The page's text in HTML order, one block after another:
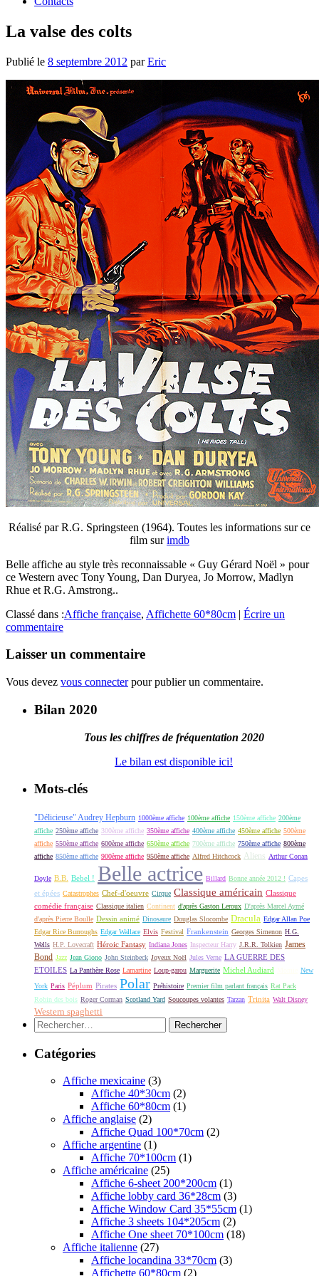
La valse des colts
Publié le 8 septembre 2012 parEric
Réalisé par R.G. Springsteen (1964). Toutes les informations sur ce
film surimdb
Belle affiche au style très reconnaissable « Guy Gérard Noël » pour
ce Western avec Tony Young, Dan Duryea, Jo Morrow, Madlyn
Rhue et R.G. Amstrong..
Classé dans :Affiche française, Affichette 60*80cm | Écrire un
commentaire
Laisser un commentaire
Vous devez vous connecterpour publier un commentaire.
Bilan 2020
Tous les chiffres de fréquentation 2020
Le bilan est disponible ici!
Mots-clés
"Délicieuse" Audrey Hepburn 1000ème affiche 100ème affiche 150ème affiche 200ème
affiche 250ème affiche 300ème affiche 350ème affiche 400ème affiche 450ème affiche 500ème
affiche 550ème affiche 600ème affiche 650ème affiche 700ème affiche 750ème affiche 800ème
affiche 850ème affiche 900ème affiche 950ème affiche Alfred Hitchcock Aliens Arthur Conan
Doyle B.B. Bebel ! Belle actrice Billard Bonne année 2012 ! Capes
et épées Catastrophes Chef-d'oeuvre Cirque Classique américain Classique
comédie française Classique italien Continent d'après Gaston Leroux D'après Marcel Aymé
d'après Pierre Boulle Dessin animé Dinosaure Douglas Slocombe Dracula Edgar Allan Poe
Edgar Rice Burroughs Edgar Wallace Elvis Festival Frankenstein Georges Simenon H.G.
Wells H.P. Lovecraft Héroic Fantasy Indiana Jones Inspecteur Harry J.R.R. Tolkien James
Bond Jazz Jean Giono John Steinbeck Joyeux Noël Jules Verne LA GUERRE DES
ETOILES La Panthère Rose Lamartine Loup-garou Marguerite Michel Audiard
New
York Paris Péplum Pirates Polar Préhistoire Premier film parlant français Rat Pack
Robin des bois Roger Corman Scotland Yard Soucoupes volantes Tarzan Trinita Walt Disney
Western spaghetti
Rechercher :
Catégories
Affiche mexicaine (3)
Affiche 40*30cm (2)
Affiche 60*80cm (1)
Affiche anglaise (2)
Affiche Quad 100*70cm (2)
Affiche argentine (1)
Affiche 70*100cm (1)
Affiche américaine (25)
Affiche 6-sheet 200*200cm (1)
Affiche lobby card 36*28cm (3)
Affiche Window Card 35*55cm (1)
Affiche 3 sheets 104*205cm (2)
Affiche One sheet 70*100cm (18)
Affiche italienne (27)
Affiche locandina 33*70cm (3)
Affichette 60*80cm (2)